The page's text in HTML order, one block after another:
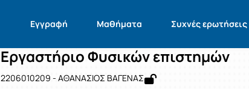
Εγγραφή Μαθήματα Συχνές ερωτήσεις
Αρχική Σελίδα Εργαστήριο Φυσικών επιστημών
Μάθημα : Εργαστήριο Φυσικών
Κωδικός : 2206010209
Εργαστήριο Φυσικών επιστημών
2206010209 - ΑΘΑΝΑΣΙΟΣ ΒΑΓΕΝΑΣ